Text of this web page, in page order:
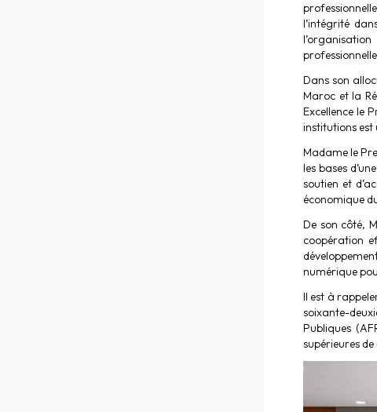
l’intégrité
Dans son
Maroc et la
Excellence le
institutions est
Madame le
les bases
soutien et
économique
De son côté,
coopération
numérique
Il est à
soixante-
Publiques
supérieures